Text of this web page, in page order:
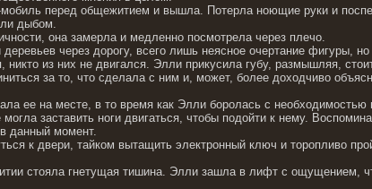
перед общежитием и вышла. Потерла ноющие руки и
дыбом.
она замерла и медленно посмотрела через плечо.
через дорогу, всего лишь неясное очертание фигуры,
никто из них не двигался. Элли прикусила губу, размышляя,
за то, что сделала с ним и, может, более доходчиво
ее на месте, в то время как Элли боролась с необходимостью
заставить ноги двигаться, чтобы подойти к нему.
данный момент.
к двери, тайком вытащить электронный ключ и торопливо
стояла гнетущая тишина. Элли зашла в лифт с ощущением,